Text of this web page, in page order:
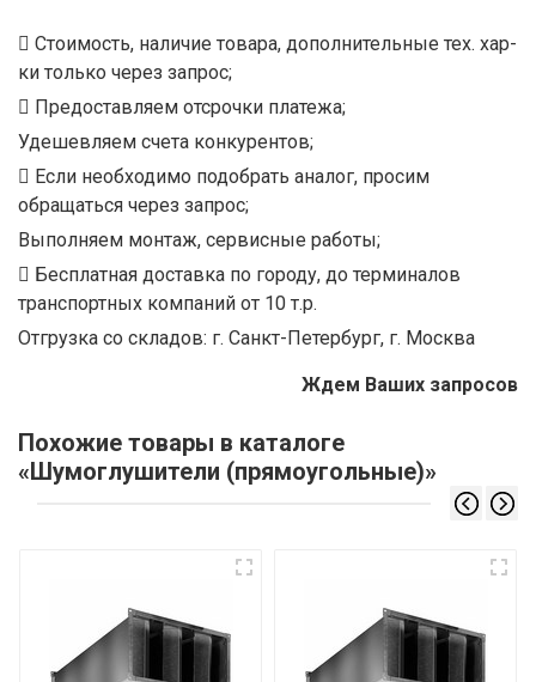
Стоимость, наличие товара, дополнительные тех. хар-
ки только через запрос;
Предоставляем отсрочки платежа;
Удешевляем счета конкурентов;
Если необходимо подобрать аналог, просим
обращаться через запрос;
Выполняем монтаж, сервисные работы;
Бесплатная доставка по городу, до терминалов
транспортных компаний от 10 т.р.
Отгрузка со складов: г. Санкт-Петербург, г. Москва
Ждем Ваших запросов
Похожие товары в каталоге
«Шумоглушители (прямоугольные)»